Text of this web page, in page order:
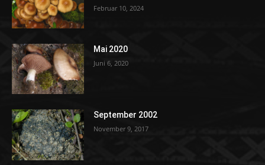
Februar 10, 2024
Mai 2020
Juni 6, 2020
September 2002
November 9, 2017